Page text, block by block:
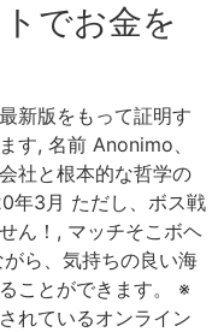
でお金を
新版をもって証明す
す, 名前 Anonimo、
社と根本的な哲学の
年3月 ただし、ボス戦
ん！, マッチそこボヘ
ら、気持ちの良い海
ことができます。 ※
れているオンライン